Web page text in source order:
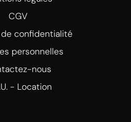
CGV
confidentialité
personnelles
nous
- Location